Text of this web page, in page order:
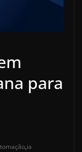
para
,ia